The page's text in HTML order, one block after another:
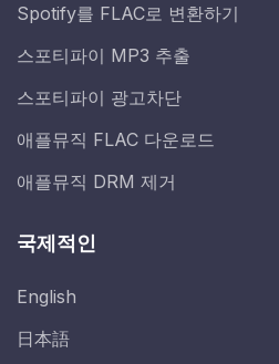
Spotify를 FLAC로 변환하기
스포티파이 MP3 추출
스포티파이 광고차단
애플뮤직 FLAC 다운로드
애플뮤직 DRM 제거
국제적인
English
日本語